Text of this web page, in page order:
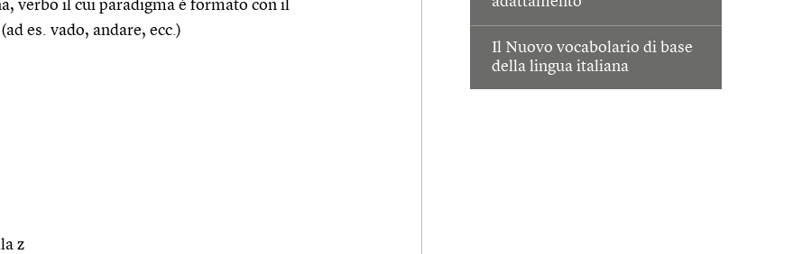
Il Nuovo vocabolario di base
della lingua italiana
verbo il cui paradigma è formato con il
es. vado, andare, ecc.)
z